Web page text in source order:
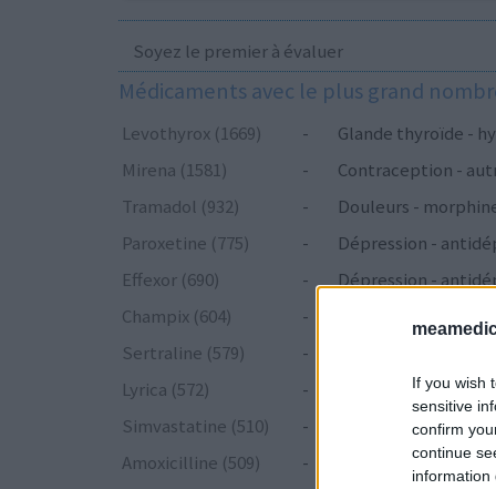
If you wish
sensitive
confirm
continue
information
Soyez le premier à évaluer
Médicaments avec le plus grand
Levothyrox (1669) -
Glande thyroïde -
Mirena (1581)
-
Contraception -
Tramadol (932)
-
Douleurs -
Paroxetine (775)
-
Dépression -
Effexor (690)
-
Dépression -
Champix (604)
-
Sertraline (579)
-
Lyrica (572)
-
Simvastatine (510)
-
Cholestérol
Amoxicilline (509)
-
Antibiotiques -